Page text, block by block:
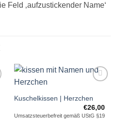
Feld ‚aufzustickender Name‘
Wunschliste
Kuschelkissen | Herzchen
€26,00
Umsatzsteuerbefreit gemäß UStG §19